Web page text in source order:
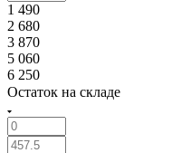
1 490
2 680
3 870
5 060
6 250
Остаток на складе